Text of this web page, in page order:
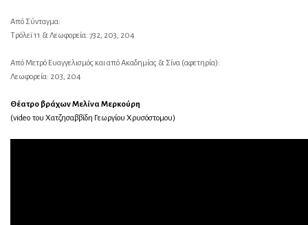
Από Σύνταγμα:
Τρόλεϊ 11 & Λεωφορεία: 732, 203, 204
Από Μετρό Ευαγγελισμός και από Ακαδημίας & Σίνα (αφετηρία):
Λεωφορεία: 203, 204
Θέατρο βράχων Μελίνα Μερκούρη
(video του Χατζησαββίδη Γεωργίου Χρυσόστομου)